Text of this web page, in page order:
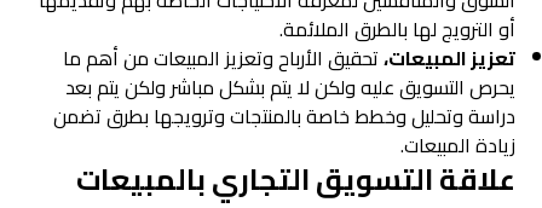
أو الترويج لها بالطرق الملائمة.
تعزيز المبيعات،تحقيق الأرباح وتعزيز المبيعات من أهم ما
يحرص التسويق عليه ولكن لا يتم بشكل مباشر ولكن يتم بعد
دراسة وتحليل وخطط خاصة بالمنتجات وترويجها بطرق تضمن
زيادة المبيعات.
علاقة التسويق التجاري بالمبيعات